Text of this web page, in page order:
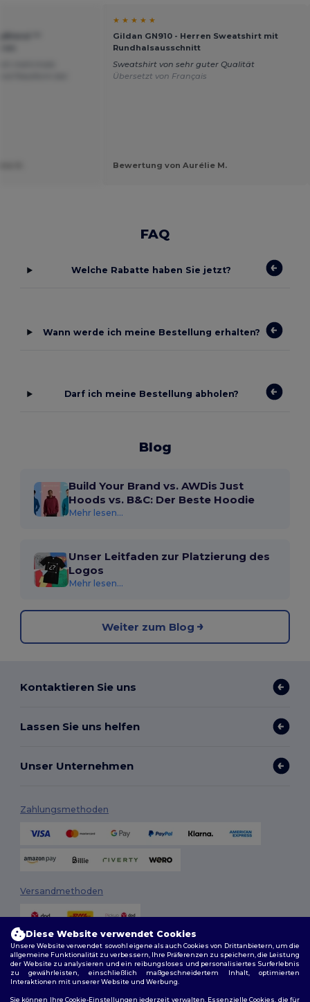
★ ★ ★ ★ ★
Gildan GN910 - Herren Sweatshirt mit
Rundhalsausschnitt
Sweatshirt von sehr guter Qualität
Übersetzt von Français
Bewertung von Aurélie M.
FAQ
Welche Rabatte haben Sie jetzt?
Wann werde ich meine Bestellung erhalten?
Darf ich meine Bestellung abholen?
Blog
Build Your Brand vs. AWDis Just
Hoods vs. B&C: Der Beste Hoodie
Mehr lesen...
Unser Leitfaden zur Platzierung des
Logos
Mehr lesen...
Weiter zum Blog
Kontaktieren Sie uns
Lassen Sie uns helfen
Unser Unternehmen
Zahlungsmethoden
Versandmethoden
Diese Website verwendet Cookies
Unsere Website verwendet sowohl eigene als auch Cookies von Drittanbietern, um die
allgemeine Funktionalität zu verbessern, Ihre Präferenzen zu speichern, die Leistung
der Website zu analysieren und ein reibungsloses und personalisiertes Surferlebnis
zu gewährleisten, einschließlich maßgeschneidertem Inhalt, optimierten
Interaktionen mit unserer Website und Werbung.
Sie können Ihre Cookie-Einstellungen jederzeit verwalten. Essenzielle Cookies, die für